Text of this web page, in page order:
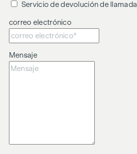
Servicio de devolución de llamada
correo electrónico
Mensaje